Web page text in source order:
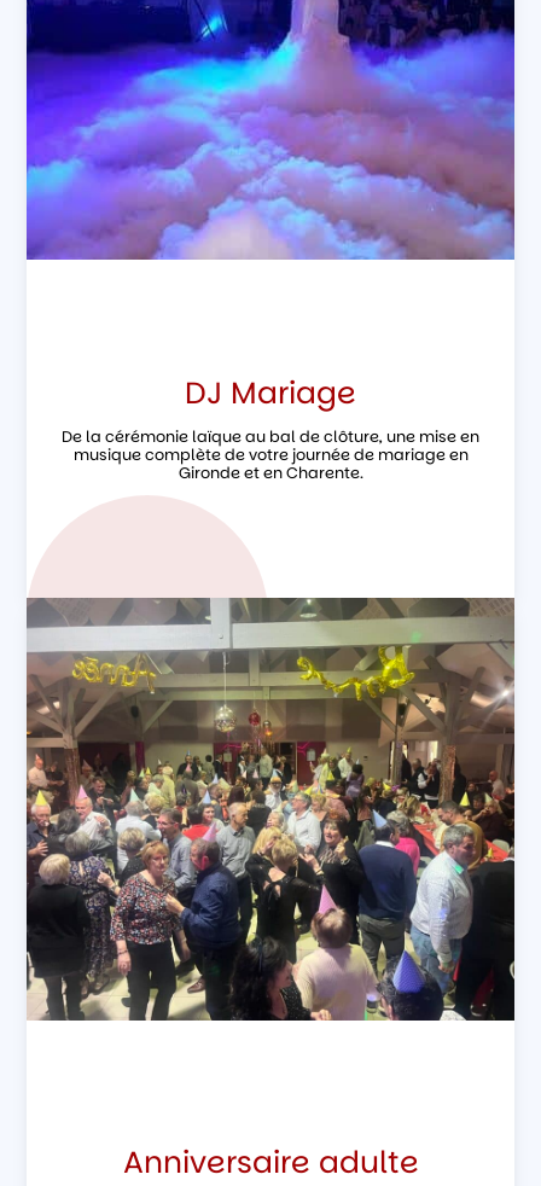
DJ Mariage
De la cérémonie laïque au bal de clôture, une mise en
musique complète de votre journée de mariage en
Gironde et en Charente.
Anniversaire adulte